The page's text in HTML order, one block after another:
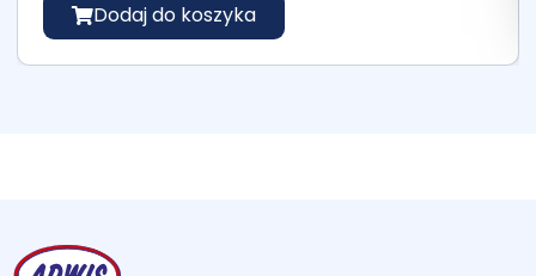
Dodaj do koszyka